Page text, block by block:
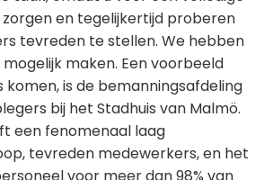
en tegelijkertijd proberen
tevreden te stellen. We hebben
maken. Een voorbeeld
komen, is de bemanningsafdeling
bij het Stadhuis van Malmö.
een fenomenaal laag
tevreden medewerkers, en het